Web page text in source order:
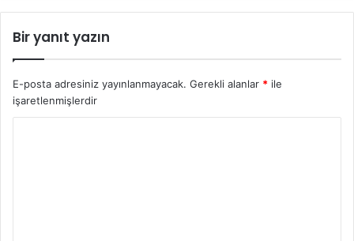
Bir yanıt yazın
E-posta adresiniz yayınlanmayacak. Gerekli alanlar * ile
işaretlenmişlerdir